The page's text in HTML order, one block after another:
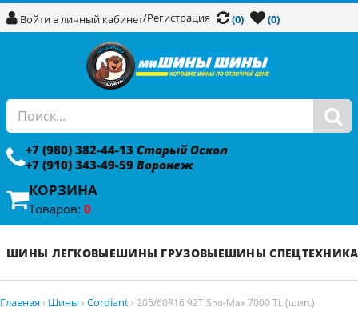
Войти в личный кабинет/Регистрация (0) (0)
+7 (980) 382-44-13 Старый Оскол
+7 (910) 343-49-59 Воронеж
КОРЗИНА
Товаров: 0
ШИНЫ ЛЕГКОВЫЕШИНЫ ГРУЗОВЫЕШИНЫ СПЕЦТЕХНИКА
Главная › Шины › Cordiant › 205/60R16 92T Sno-Max 7000 TL (шип.)